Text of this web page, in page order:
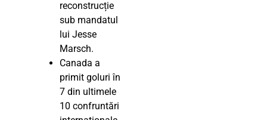
reconstrucție
sub mandatul
lui Jesse
Marsch.
Canada a
primit goluri în
7 din ultimele
10 confruntări